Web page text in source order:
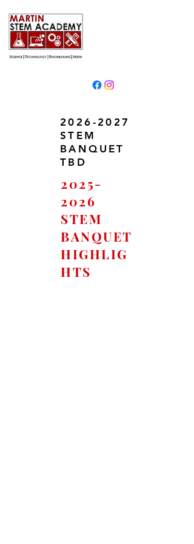
2026-2027
STEM
BANQUET
TBD
2025-
2026
STEM
BANQUET
HIGHLIG
HTS